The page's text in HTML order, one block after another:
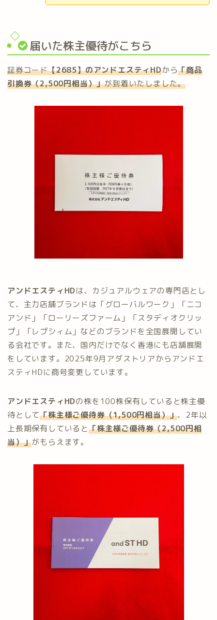
届いた株主優待がこちら
証券コード【2685】のアンドエスティHDから「商品
引換券（2,500円相当）」が到着いたしました。
アンドエスティHDは、カジュアルウェアの専門店とし
て、主力店舗ブランドは「グローバルワーク」「ニコ
アンド」「ローリーズファーム」「スタディオクリッ
プ」「レプシィム」などのブランドを全国展開してい
る会社です。また、国内だけでなく香港にも店舗展開
をしています。2025年9月アダストリアからアンドエ
スティHDに商号変更しています。
アンドエスティHDの株を100株保有していると株主優
待として「株主様ご優待券（1,500円相当）」、2年以
上長期保有していると「株主様ご優待券（2,500円相
当）」がもらえます。